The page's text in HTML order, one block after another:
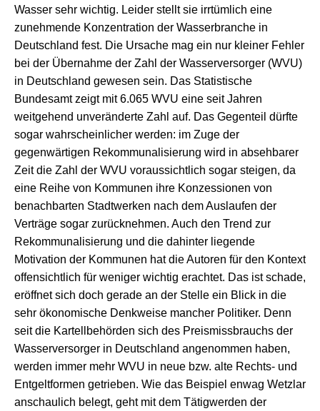
Wasser sehr wichtig. Leider stellt sie irrtümlich eine
zunehmende Konzentration der Wasserbranche in
Deutschland fest. Die Ursache mag ein nur kleiner Fehler
bei der Übernahme der Zahl der Wasserversorger (WVU)
in Deutschland gewesen sein. Das Statistische
Bundesamt zeigt mit 6.065 WVU eine seit Jahren
weitgehend unveränderte Zahl auf. Das Gegenteil dürfte
sogar wahrscheinlicher werden: im Zuge der
gegenwärtigen Rekommunalisierung wird in absehbarer
Zeit die Zahl der WVU voraussichtlich sogar steigen, da
eine Reihe von Kommunen ihre Konzessionen von
benachbarten Stadtwerken nach dem Auslaufen der
Verträge sogar zurücknehmen. Auch den Trend zur
Rekommunalisierung und die dahinter liegende
Motivation der Kommunen hat die Autoren für den Kontext
offensichtlich für weniger wichtig erachtet. Das ist schade,
eröffnet sich doch gerade an der Stelle ein Blick in die
sehr ökonomische Denkweise mancher Politiker. Denn
seit die Kartellbehörden sich des Preismissbrauchs der
Wasserversorger in Deutschland angenommen haben,
werden immer mehr WVU in neue bzw. alte Rechts- und
Entgeltformen getrieben. Wie das Beispiel enwag Wetzlar
anschaulich belegt, geht mit dem Tätigwerden der